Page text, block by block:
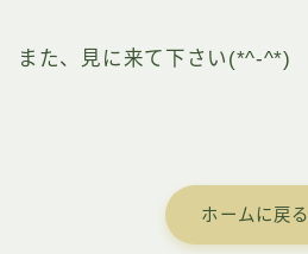
また、見に来て下さい(*^-^*)
ホームに戻る